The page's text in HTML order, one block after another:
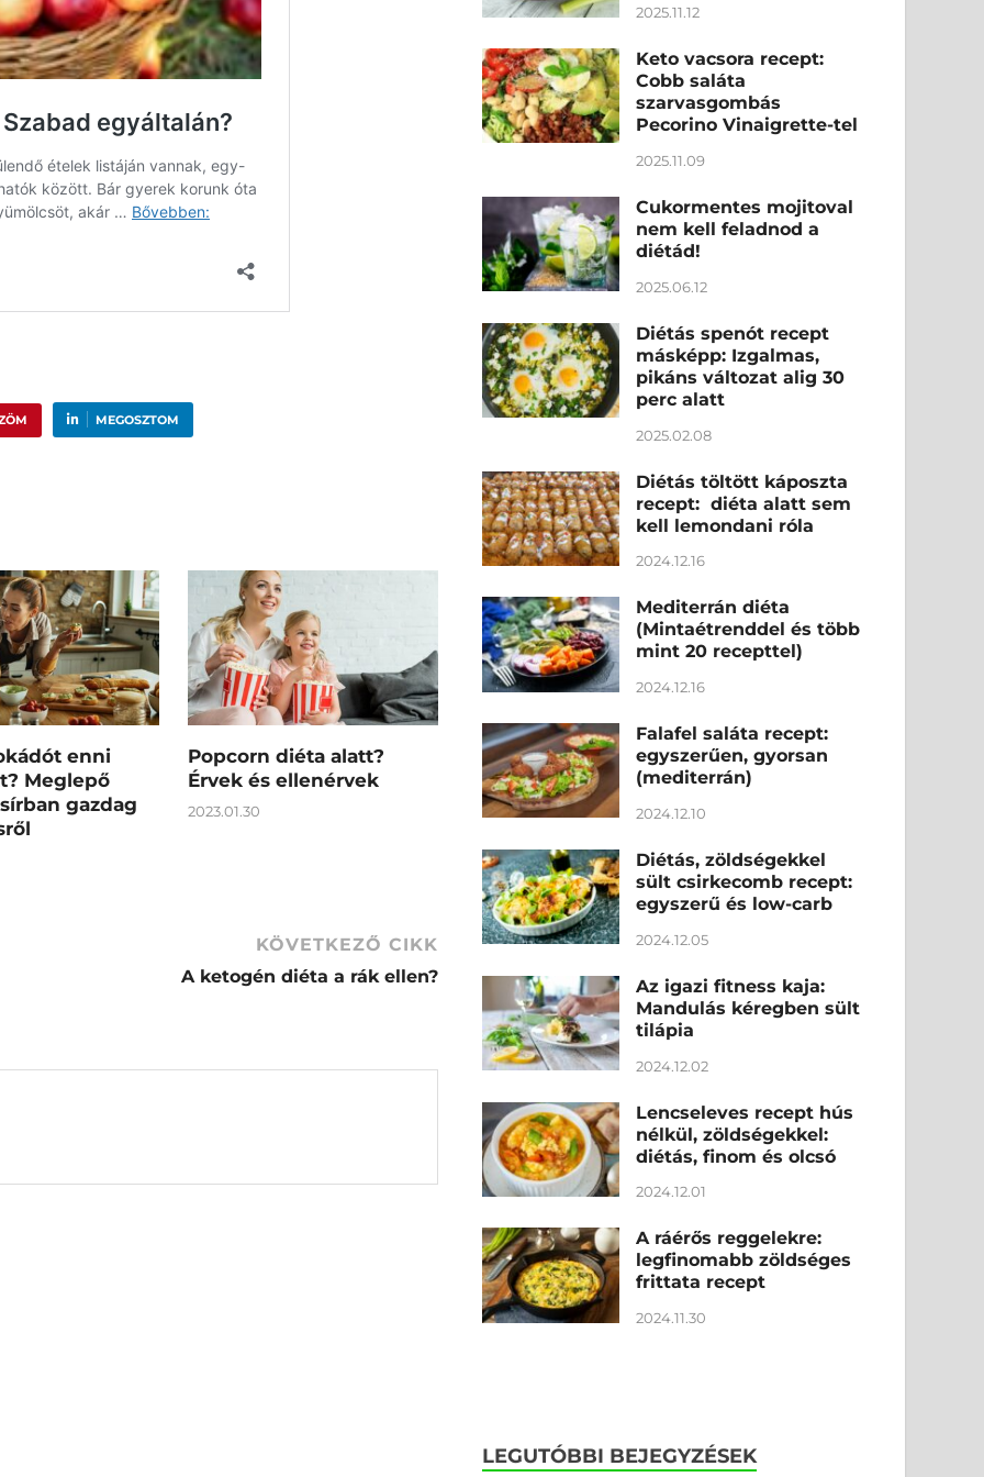
MEGOSZTOM
enni
Meglepő
gazdag
Popcorn diéta alatt?
Érvek és ellenérvek
2023.01.30
KÖVETKEZŐ CIKK
A ketogén diéta a rák ellen?
2025.11.12
Keto vacsora recept:
Cobb saláta
szarvasgombás
Pecorino Vinaigrette-tel
2025.11.09
Cukormentes mojitoval
nem kell feladnod a
diétád!
2025.06.12
Diétás spenót recept
másképp: Izgalmas,
pikáns változat alig 30
perc alatt
2025.02.08
Diétás töltött káposzta
recept: diéta alatt sem
kell lemondani róla
2024.12.16
Mediterrán diéta
(Mintaétrenddel és több
mint 20 recepttel)
2024.12.16
Falafel saláta recept:
egyszerűen, gyorsan
(mediterrán)
2024.12.10
Diétás, zöldségekkel
sült csirkecomb recept:
egyszerű és low-carb
2024.12.05
Az igazi fitness kaja:
Mandulás kéregben sült
tilápia
2024.12.02
Lencseleves recept hús
nélkül, zöldségekkel:
diétás, finom és olcsó
2024.12.01
A ráérős reggelekre:
legfinomabb zöldséges
frittata recept
2024.11.30
LEGUTÓBBI BEJEGYZÉSEK